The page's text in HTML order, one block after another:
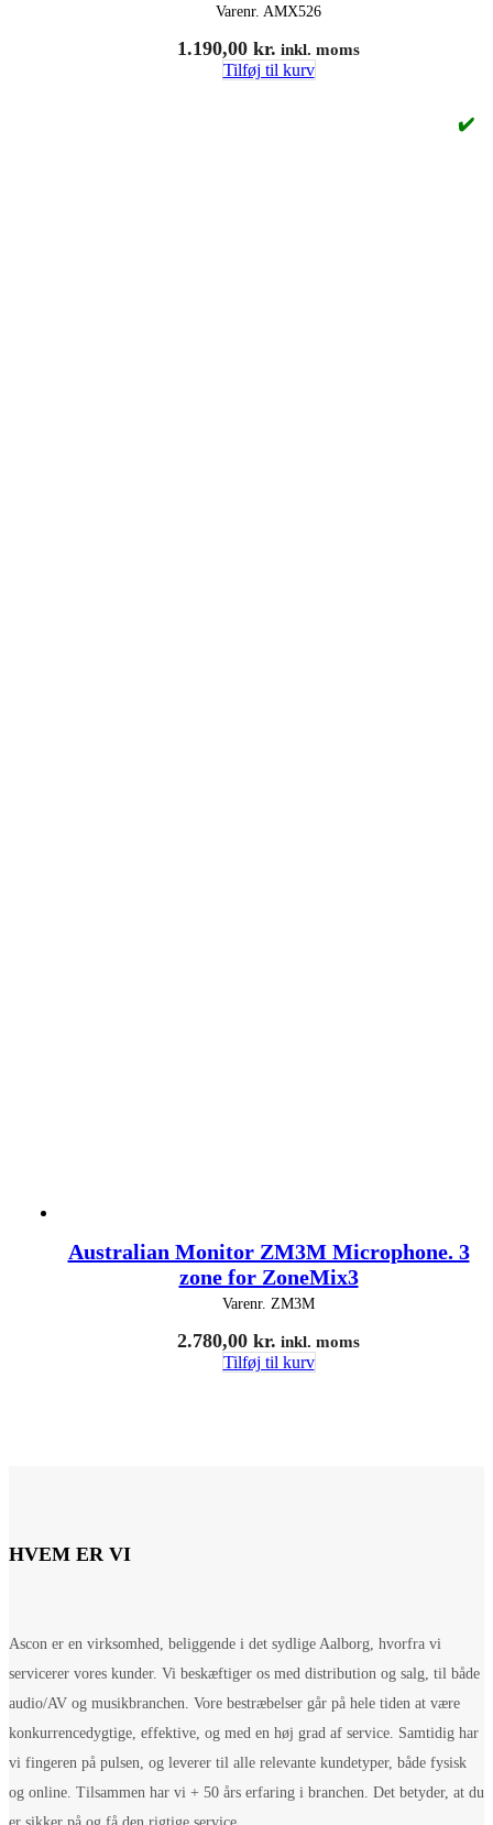
Varenr. AMX526
1.190,00 kr. inkl. moms
Tilføj til kurv
✔️
Australian Monitor ZM3M Microphone. 3
zone for ZoneMix3
Varenr. ZM3M
2.780,00 kr. inkl. moms
Tilføj til kurv
HVEM ER VI
Ascon er en virksomhed, beliggende i det sydlige Aalborg, hvorfra vi
servicerer vores kunder. Vi beskæftiger os med distribution og salg, til både
audio/AV og musikbranchen. Vore bestræbelser går på hele tiden at være
konkurrencedygtige, effektive, og med en høj grad af service. Samtidig har
vi fingeren på pulsen, og leverer til alle relevante kundetyper, både fysisk
og online. Tilsammen har vi + 50 års erfaring i branchen. Det betyder, at du